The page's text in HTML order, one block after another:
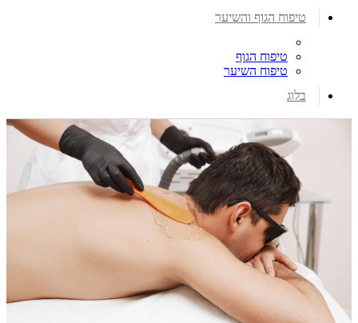
טיפוח הגוף והשיער
טיפוח הגוף
טיפוח השיער
בלוג